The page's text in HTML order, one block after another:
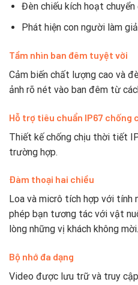
Đèn chiếu kích hoạt chuyển
Phát hiện con người làm
Tầm nhìn ban đêm tuyệt vời
Cảm biến chất lượng cao và
ảnh rõ nét vào ban đêm từ
Hỗ trợ tiêu chuẩn IP67
Thiết kế chống chịu thời tiết
trường hợp.
Đàm thoại hai chiều
Loa và micrô tích hợp với tính
phép bạn tương tác với vật
lòng những vị khách không mời.
Bộ nhớ đa dạng
Video được lưu trữ và truy